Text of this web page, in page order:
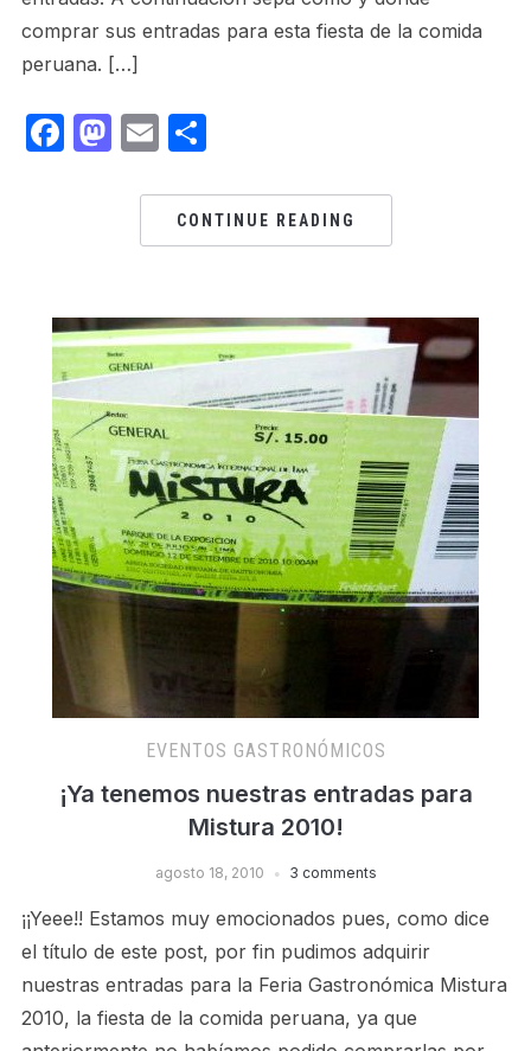
comprar sus entradas para esta fiesta de la comida
peruana. […]
Facebook
Mastodon
EmailShare
CONTINUE READING
EVENTOS GASTRONÓMICOS
¡Ya tenemos nuestras entradas para
Mistura 2010!
agosto 18, 2010 3 comments
¡¡Yeee!! Estamos muy emocionados pues, como dice
el tí­tulo de este post, por fin pudimos adquirir
nuestras entradas para la Feria Gastronómica Mistura
2010, la fiesta de la comida peruana, ya que